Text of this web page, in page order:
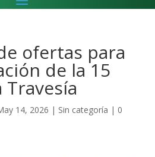
ofertas para
de la 15
Travesía
14, 2026 | Sin categoría | 0